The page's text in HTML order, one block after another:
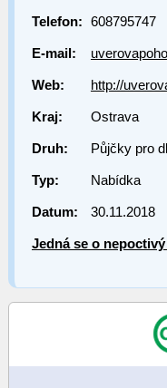
Telefon: 608795747
E-mail:
Web: http://
Kraj: Ostrava
Druh: Půjčky pro
Typ: Nabídka
Datum: 30.11.2018
Jedná se o